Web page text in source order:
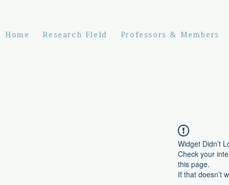
Home Research Field Professors & Members
Widget Didn’t
Check your
this page.
If that doesn’t